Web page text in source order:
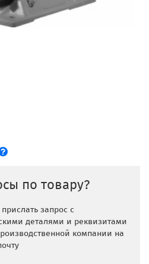
по товару?
запрос с
деталями и реквизитами
компании на